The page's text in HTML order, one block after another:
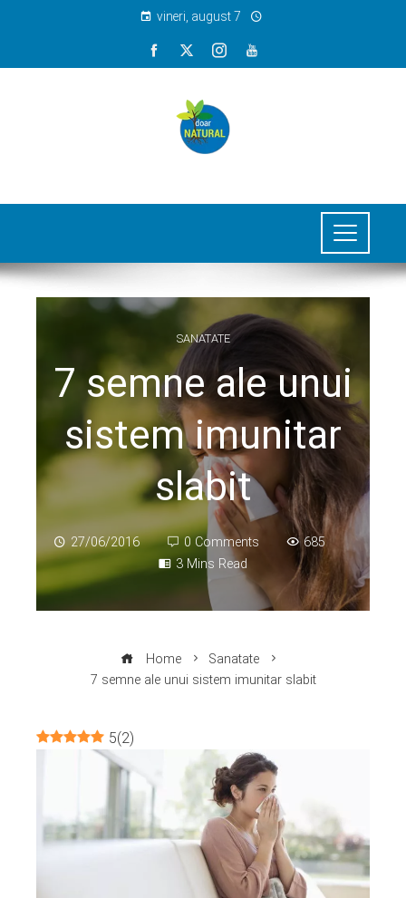
vineri, august 7
SANATATE
7 semne ale unui
sistem imunitar
slabit
27/06/2016 0 Comments
685
3 Mins Read
Home
Sanatate
7 semne ale unui sistem imunitar slabit
5(2)